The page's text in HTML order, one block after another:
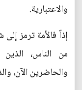
والاعتبارية.
إذاً فالأمة ترمز
من الناس،
والحاضرين الآن،